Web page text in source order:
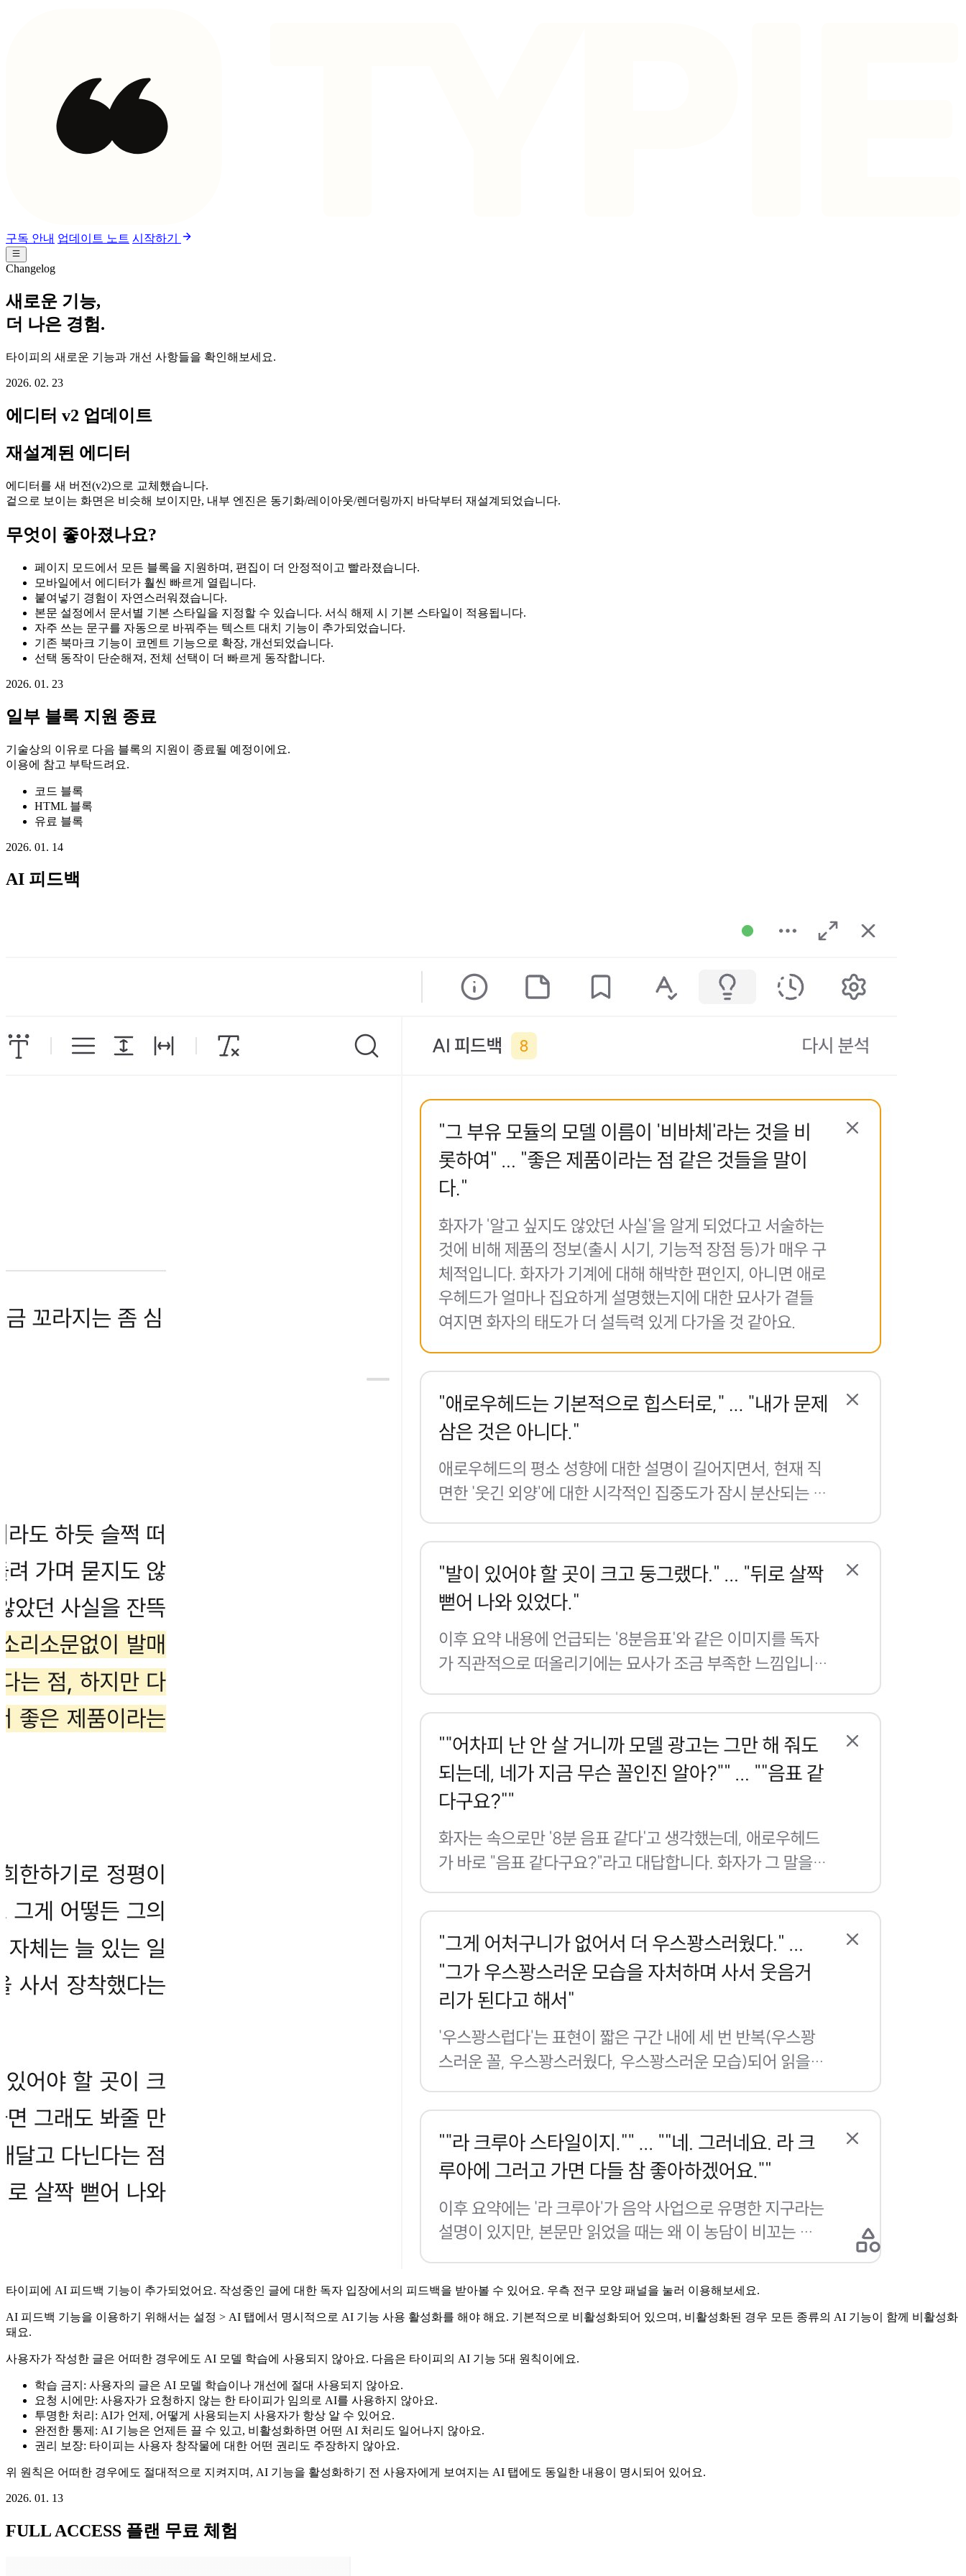
구독 안내 업데이트 노트 시작하기
Changelog
새로운 기능,
더 나은 경험.
타이피의 새로운 기능과 개선 사항들을 확인해보세요.
2026. 02. 23
에디터 v2 업데이트
재설계된 에디터
에디터를 새 버전(v2)으로 교체했습니다.
겉으로 보이는 화면은 비슷해 보이지만, 내부 엔진은 동기화/레이아웃/렌더링까지 바닥부터 재설계되었습니다.
무엇이 좋아졌나요?
페이지 모드에서 모든 블록을 지원하며, 편집이 더 안정적이고 빨라졌습니다.
모바일에서 에디터가 훨씬 빠르게 열립니다.
붙여넣기 경험이 자연스러워졌습니다.
본문 설정에서 문서별 기본 스타일을 지정할 수 있습니다. 서식 해제 시 기본 스타일이 적용됩니다.
자주 쓰는 문구를 자동으로 바꿔주는 텍스트 대치 기능이 추가되었습니다.
기존 북마크 기능이 코멘트 기능으로 확장, 개선되었습니다.
선택 동작이 단순해져, 전체 선택이 더 빠르게 동작합니다.
2026. 01. 23
일부 블록 지원 종료
기술상의 이유로 다음 블록의 지원이 종료될 예정이에요.
이용에 참고 부탁드려요.
코드 블록
HTML 블록
유료 블록
2026. 01. 14
AI 피드백
타이피에 AI 피드백 기능이 추가되었어요. 작성중인 글에 대한 독자 입장에서의 피드백을 받아볼 수 있어요. 우측 전구 모양 패널을 눌러 이용해보세요.
AI 피드백 기능을 이용하기 위해서는 설정 > AI 탭에서 명시적으로 AI 기능 사용 활성화를 해야 해요. 기본적으로 비활성화되어 있으며, 비활성화된 경우 모든 종류의 AI 기능이 함께 비활성화
돼요.
사용자가 작성한 글은 어떠한 경우에도 AI 모델 학습에 사용되지 않아요. 다음은 타이피의 AI 기능 5대 원칙이에요.
학습 금지: 사용자의 글은 AI 모델 학습이나 개선에 절대 사용되지 않아요.
요청 시에만: 사용자가 요청하지 않는 한 타이피가 임의로 AI를 사용하지 않아요.
투명한 처리: AI가 언제, 어떻게 사용되는지 사용자가 항상 알 수 있어요.
완전한 통제: AI 기능은 언제든 끌 수 있고, 비활성화하면 어떤 AI 처리도 일어나지 않아요.
권리 보장: 타이피는 사용자 창작물에 대한 어떤 권리도 주장하지 않아요.
위 원칙은 어떠한 경우에도 절대적으로 지켜지며, AI 기능을 활성화하기 전 사용자에게 보여지는 AI 탭에도 동일한 내용이 명시되어 있어요.
2026. 01. 13
FULL ACCESS 플랜 무료 체험